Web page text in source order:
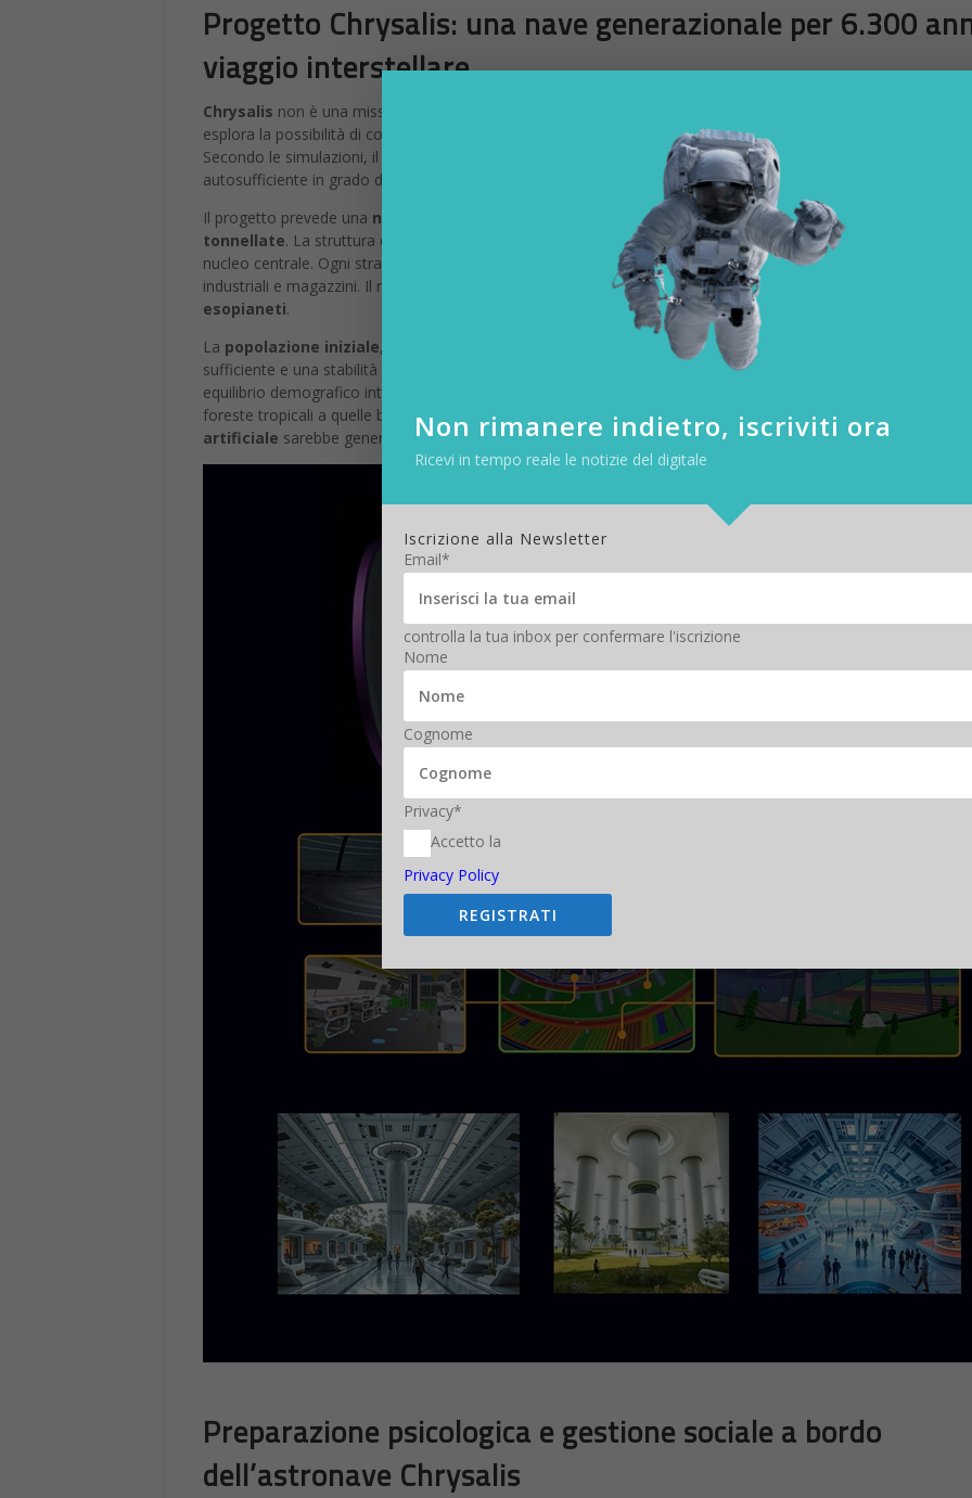
Progetto Chrysalis: una nave generazionale per 6.300
viaggio interstellare
Chrysalis non è una missione pianificata né una tecnologia pronta all’uso, ma un
esplora la possibilità di costruire una
capace di sostenere la vita umana per migliaia di
Secondo le simulazioni, il
durerebbe circa6.300 anni
autosufficiente in grado di ospitare generazioni di esseri umani in uno spazio chiuso e isolato.
Il progetto prevede una nave spaziale lunga 58 chilometri , con una massa stimata di circa
tonnellate. La struttura è organizzata secondo il principio “matrioska”, con cinque strati concentrici
nucleo centrale. Ogni strato ha una funzione specifica: produzione alimentare, spazi comuni, abitazioni,
industriali e magazzini. Il nucleo ospita i sistemi di comunicazione e i veicoli di lancio per eventuali missioni su
esopianeti.
La popolazione iniziale, stimata in
, è stata calcolata per garantire una diversità genetica
sufficiente e una stabilità sociale nel lungo periodo. Il numero sarebbe poi regolato nel tempo per mantenere
equilibrio demografico intorno ai 1.500 abitanti. La nave includerebbe
foreste tropicali a quelle boreali — per preservare la biodiversità e garantire la produzione di cibo. La
artificiale sarebbe generata dalla rotazione costante della struttura.
Preparazione psicologica e gestione sociale a bordo
dell’astronave Chrysalis
Non rimanere indietro, iscriviti ora
Ricevi in tempo reale le notizie del digitale
Iscrizione alla Newsletter
Email*
controlla la tua inbox per confermare l'iscrizione
Nome
Cognome
Privacy*
Accetto la
Privacy Policy
REGISTRATI